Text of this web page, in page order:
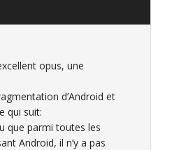
opus, une
d’Android et
qui suit:
que parmi toutes les
Android, il n’y a pas